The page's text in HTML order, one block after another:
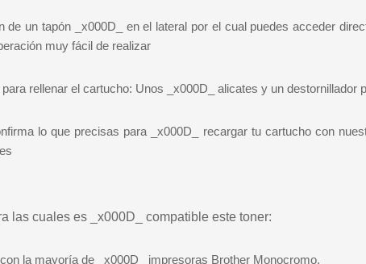
de un tapón _x000D_ en el lateral por el cual puedes acceder
muy fácil de realizar
rellenar el cartucho: Unos _x000D_ alicates y un destornillador
lo que precisas para _x000D_ recargar tu cartucho con
las cuales es _x000D_ compatible este toner:
la mayoría de _x000D_ impresoras Brother Monocromo.